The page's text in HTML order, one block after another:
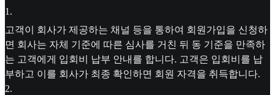
1 .
고객이 회사가 제공하는 채널 등을 통하여 회원가입을 신청하
면 회사는 자체 기준에 따른 심사를 거친 뒤 동 기준을 만족하
는 고객에게 입회비 납부 안내를 합니다. 고객은 입회비를 납
부하고 이를 회사가 최종 확인하면 회원 자격을 취득합니다.
2.